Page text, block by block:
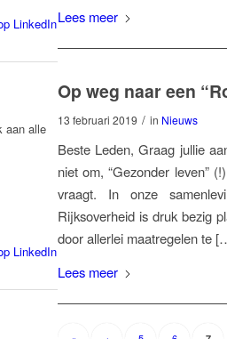
LinkedIn
aan alle
LinkedIn
Lees meer
Op weg naar een
13 februari 2019 / in Nieuws
Beste Leden, Graag jullie
niet om, “Gezonder leven”
vraagt. In onze
Rijksoverheid is druk bezig
door allerlei maatregelen te
Lees meer